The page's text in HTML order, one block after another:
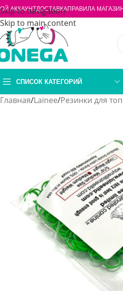
Skip to navigation
Skip to main content
АККАУНТДОСТАВКАПРАВИЛА
СПИСОК КАТЕГОРИЙ
Главная/Lainee/Резинки для